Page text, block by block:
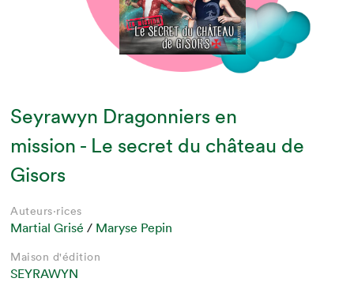
Seyrawyn Dragonniers en
mission - Le secret du château de
Gisors
Auteurs·rices
Martial Grisé / Maryse Pepin
Maison d'édition
SEYRAWYN